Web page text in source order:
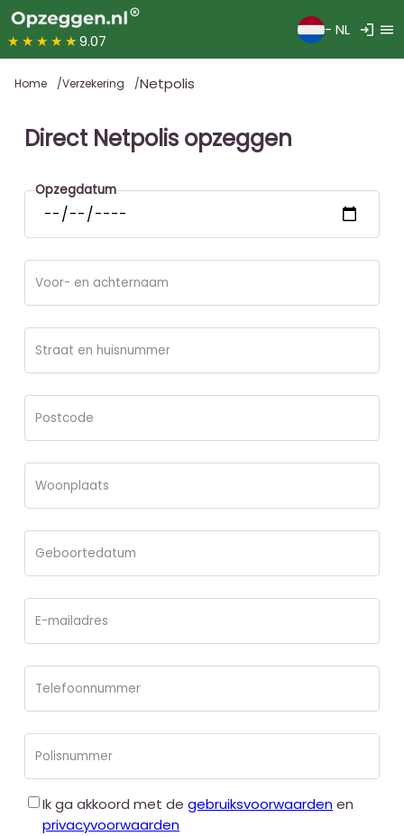
★★★★★9.07
- NL login menu
Home Verzekering Netpolis
Direct Netpolis opzeggen
Opzegdatum
Voor- en achternaam
Straat en huisnummer
Postcode
Woonplaats
Geboortedatum
E-mailadres
Telefoonnummer
Polisnummer
Ik ga akkoord met degebruiksvoorwaardenen
privacyvoorwaarden